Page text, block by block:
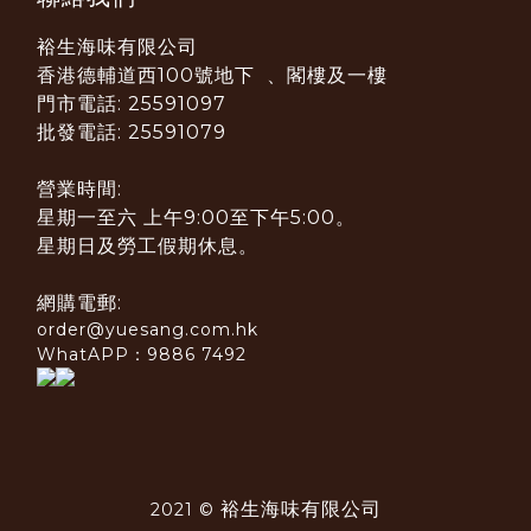
裕生海味有限公司
香港德輔道西100號地下 、閣樓及一樓
門市電話: 25591097
批發電話: 25591079
營業時間:
星期一至六 上午9:00至下午5:00。
星期日及勞工假期休息。
網購電郵:
order@yuesang.com.hk
WhatAPP：9886 7492
2021 © 裕生海味有限公司